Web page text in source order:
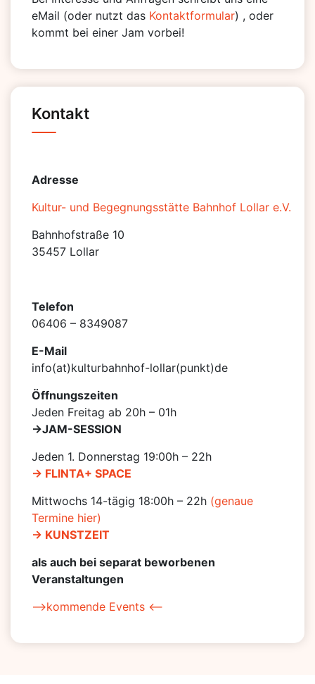
eMail (oder nutzt das Kontaktformular) , oder
kommt bei einer Jam vorbei!
Kontakt
Adresse
Kultur- und Begegnungsstätte Bahnhof Lollar e.V.
Bahnhofstraße 10
35457 Lollar
Telefon
06406 – 8349087
E-Mail
info(at)kulturbahnhof-lollar(punkt)de
Öffnungszeiten
Jeden Freitag ab 20h – 01h
->JAM-SESSION
Jeden 1. Donnerstag 19:00h – 22h
-> FLINTA+ SPACE
Mittwochs 14-tägig 18:00h – 22h (genaue
Termine hier)
-> KUNSTZEIT
als auch bei separat beworbenen
Veranstaltungen
–>kommende Events <–